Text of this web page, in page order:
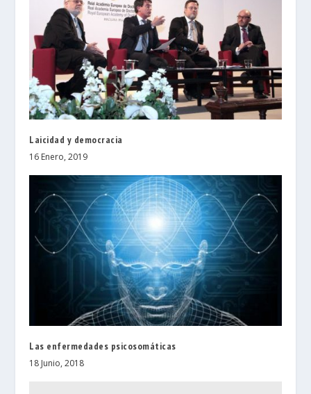
Laicidad y democracia
16 Enero, 2019
Las enfermedades psicosomáticas
18 Junio, 2018